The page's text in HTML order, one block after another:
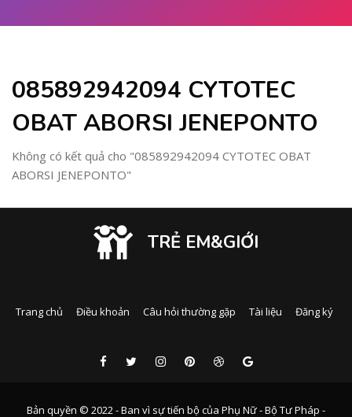
085892942094 CYTOTEC
OBAT ABORSI JENEPONTO
Không có kết quả cho "085892942094 CYTOTEC OBAT
ABORSI JENEPONTO"
TRẺ EM&GIỚI
Trang chủ Điều khoản Câu hỏi thường gặp Tài liệu Đăng ký
Bản quyền © 2022 - Ban vì sự tiến bộ của Phụ Nữ - Bộ Tư Pháp -